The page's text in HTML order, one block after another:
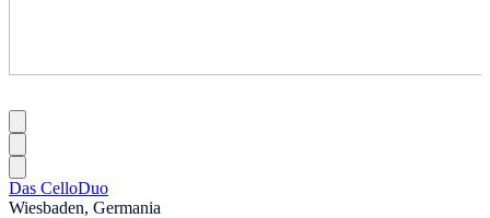
Das CelloDuo
Wiesbaden, Germania